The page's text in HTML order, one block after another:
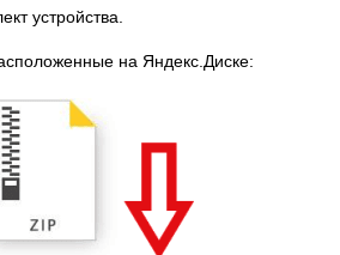
устройства.
на Яндекс.Диске: